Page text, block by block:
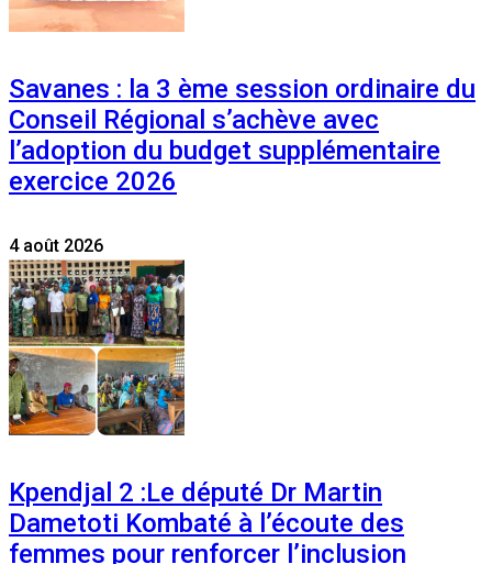
Savanes : la 3 ème session ordinaire du
Conseil Régional s’achève avec
l’adoption du budget supplémentaire
exercice 2026
4 août 2026
Kpendjal 2 :Le député Dr Martin
Dametoti Kombaté à l’écoute des
femmes pour renforcer l’inclusion